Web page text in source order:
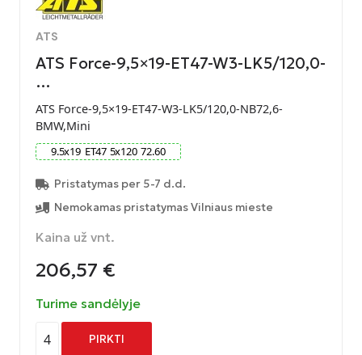
ATS
ATS Force-9,5×19-ET47-W3-LK5/120,0-
…
ATS Force-9,5×19-ET47-W3-LK5/120,0-NB72,6-
BMW,Mini
9.5x19 ET47 5x120 72.60
Pristatymas per 5-7 d.d.
Nemokamas pristatymas Vilniaus mieste
Kaina už vnt.
206,57 €
Turime sandėlyje
4 PIRKTI